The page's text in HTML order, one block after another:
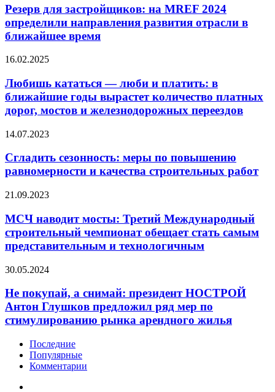
РФ,
где
полностью
решили
обманутых
застройщиков:
на
MREF
2024
направления
отрасли
в
время
Резерв для застройщиков: на MREF 2024
определили направления развития отрасли в
ближайшее время
Любишь
—
люби
и
платить:
ближайшие
вырастет
количество
платных
дорог,
и
железнодорожных
переездов
16.02.2025
Любишь кататься — люби и платить: в
ближайшие годы вырастет количество платных
дорог, мостов и железнодорожных переездов
Сгладить
меры
повышению
и
строительных
работ
14.07.2023
Сгладить сезонность: меры по повышению
равномерности и качества строительных работ
МСЧ
мосты:
Третий
Международный
строительный
обещает
самым
представительным
технологичным
21.09.2023
МСЧ наводит мосты: Третий Международный
строительный чемпионат обещает стать самым
представительным и технологичным
Не
а
снимай:
президент
НОСТРОЙ
Глушков
предложил
30.05.2024
Не покупай, а снимай: президент НОСТРОЙ
Антон Глушков предложил ряд мер по
стимулированию рынка арендного жилья
Последние
Популярные
Комментарии